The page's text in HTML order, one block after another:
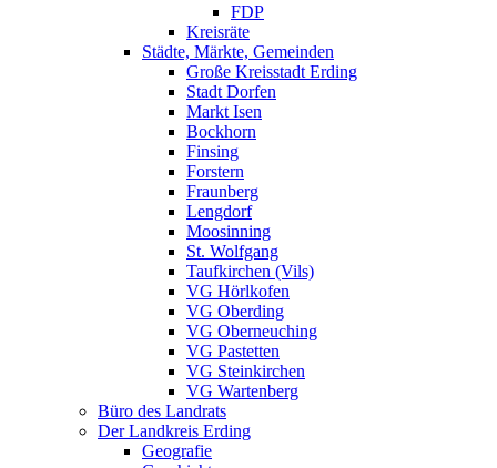
FDP
Kreisräte
Städte, Märkte, Gemeinden
Große Kreisstadt Erding
Stadt Dorfen
Markt Isen
Bockhorn
Finsing
Forstern
Fraunberg
Lengdorf
Moosinning
St. Wolfgang
Taufkirchen (Vils)
VG Hörlkofen
VG Oberding
VG Oberneuching
VG Pastetten
VG Steinkirchen
VG Wartenberg
Büro des Landrats
Der Landkreis Erding
Geografie